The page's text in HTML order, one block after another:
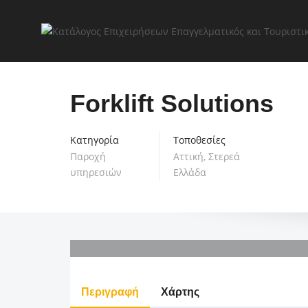
Forklift Solutions
Κατηγορία
Παροχή
υπηρεσιών
Τοποθεσίες
Αττική, Στερεά
Ελλάδα
Περιγραφή Χάρτης